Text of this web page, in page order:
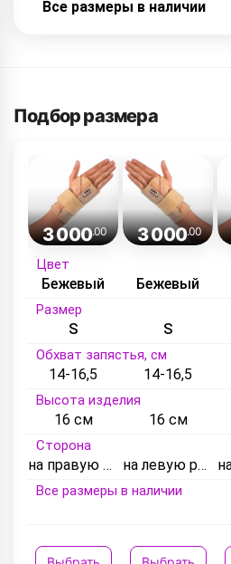
Все размеры в наличии
Подбор размера
Цвет
Размер
Обхват запястья, см
Высота изделия
Сторона
Все размеры в наличии
3 000.00
Бежевый
S
14-16,5
16 см
на правую руку
3 000.00
Бежевый
S
14-16,5
16 см
на левую руку